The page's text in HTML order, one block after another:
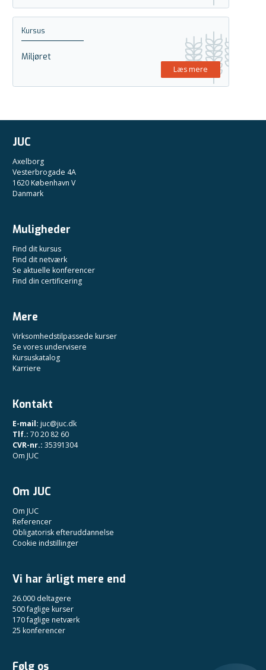
Kursus
Miljøret
Læs mere
JUC
Axelborg
Vesterbrogade 4A
1620 København V
Danmark
Muligheder
Find dit kursus
Find dit netværk
Se aktuelle konferencer
Find din certificering
Mere
Virksomhedstilpassede kurser
Se vores undervisere
Kursuskatalog
Karriere
Kontakt
E-mail: juc@juc.dk
Tlf.: 70 20 82 60
CVR-nr.: 35391304
Om JUC
Om JUC
Om JUC
Referencer
Obligatorisk efteruddannelse
Cookie indstillinger
Vi har årligt mere end
26.000 deltagere
500 faglige kurser
170 faglige netværk
25 konferencer
Følg os